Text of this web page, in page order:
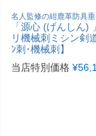
名人監修の紺鹿革防具垂
「源心 (げんしん)
リ機械刺ミシン剣
ﾝ刺･機械刺】
当店特別価格 ¥